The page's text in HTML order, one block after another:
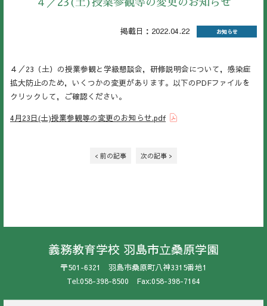
掲載日：2022.04.22 お知らせ
４／23（土）の授業参観と学級懇談会，研修説明会について，感染症
拡大防止のため，いくつかの変更があります。以下のPDFファイルを
クリックして，ご確認ください。
4月23日(土)授業参観等の変更のお知らせ.pdf
< 前の記事 次の記事 >
義務教育学校 羽島市立桑原学園
〒501-6321 羽島市桑原町八神3315番地1
Tel:058-398-8500 Fax:058-398-7164